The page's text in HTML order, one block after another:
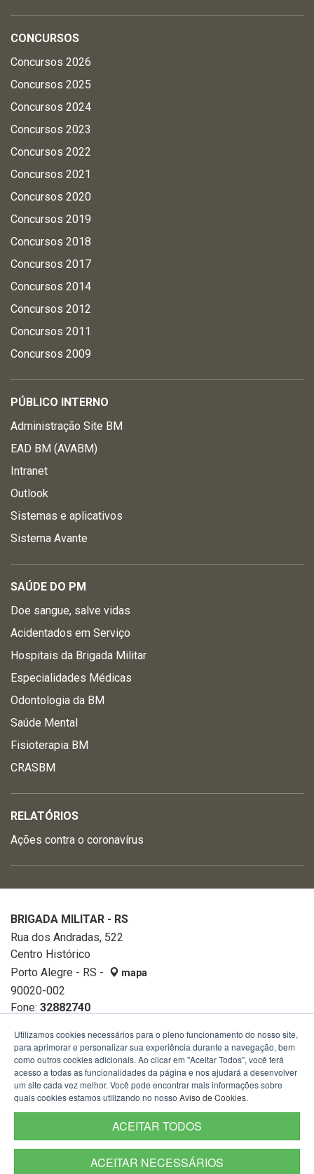
CONCURSOS
Concursos 2026
Concursos 2025
Concursos 2024
Concursos 2023
Concursos 2022
Concursos 2021
Concursos 2020
Concursos 2019
Concursos 2018
Concursos 2017
Concursos 2014
Concursos 2012
Concursos 2011
Concursos 2009
PÚBLICO INTERNO
Administração Site BM
EAD BM (AVABM)
Intranet
Outlook
Sistemas e aplicativos
Sistema Avante
SAÚDE DO PM
Doe sangue, salve vidas
Acidentados em Serviço
Hospitais da Brigada Militar
Especialidades Médicas
Odontologia da BM
Saúde Mental
Fisioterapia BM
CRASBM
RELATÓRIOS
Ações contra o coronavírus
BRIGADA MILITAR - RS
Rua dos Andradas, 522
Centro Histórico
Porto Alegre - RS -
mapa
90020-002
Fone: 32882740
Utilizamos cookies necessários para o pleno funcionamento do nosso site,
para aprimorar e personalizar sua experiência durante a navegação, bem
como outros cookies adicionais. Ao clicar em "Aceitar Todos", você terá
acesso a todas as funcionalidades da página e nos ajudará a desenvolver
um site cada vez melhor. Você pode encontrar mais informações sobre
quais cookies estamos utilizando no nosso Aviso de Cookies.
ACEITAR TODOS
ACEITAR NECESSÁRIOS